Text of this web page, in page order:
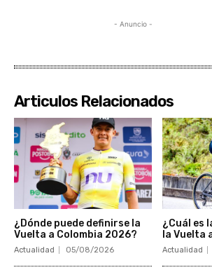
- Anuncio -
Articulos Relacionados
¿Dónde puede definirse la
Vuelta a Colombia 2026?
Actualidad 05/08/2026
¿Cuál es
la Vuelta
Actualidad